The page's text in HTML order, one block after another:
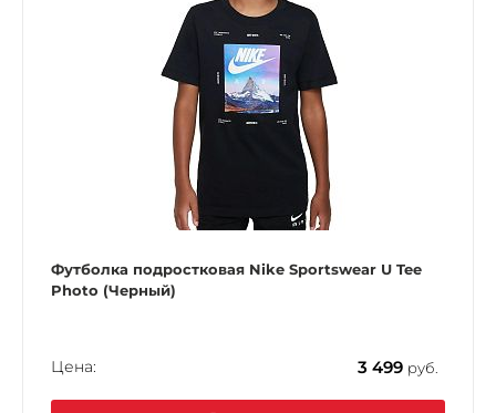
Футболка подростковая Nike Sportswear U Tee
Photo (Черный)
Цена: 3 499 руб.